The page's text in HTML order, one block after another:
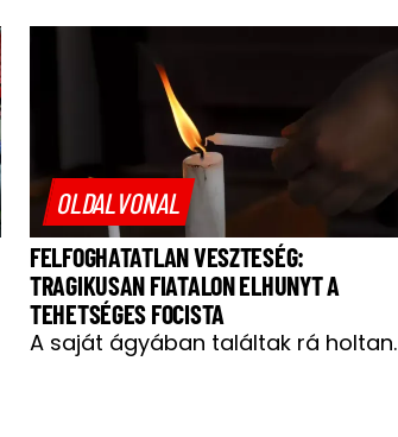
OLDALVONAL
FELFOGHATATLAN VESZTESÉG:
TRAGIKUSAN FIATALON ELHUNYT A
TEHETSÉGES FOCISTA
A saját ágyában találtak rá holtan.